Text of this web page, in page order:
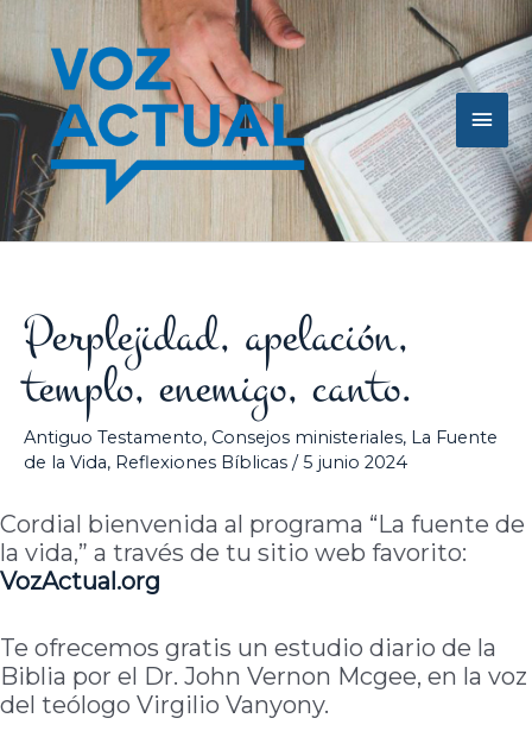
contenido
Perplejidad, apelación,
templo, enemigo, canto.
Antiguo Testamento, Consejos ministeriales, La Fuente
de la Vida, Reflexiones Bíblicas /5 junio 2024
Cordial bienvenida al programa “La fuente de
la vida,” a través de tu sitio web favorito:
VozActual.org
Te ofrecemos gratis un estudio diario de la
Biblia por el Dr. John Vernon Mcgee, en la voz
del teólogo Virgilio Vanyony.